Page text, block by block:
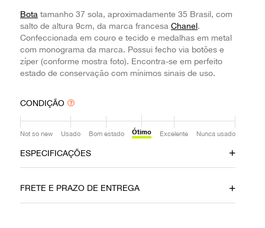
Bota tamanho 37 sola, aproximadamente 35 Brasil, com
salto de altura 9cm, da marca francesa Chanel.
Confeccionada em couro e tecido e medalhas em metal
com monograma da marca. Possui fecho via botões e
zíper (conforme mostra foto). Encontra-se em perfeito
estado de conservação com mínimos sinais de uso.
CONDIÇÃO
Not so new Usado Bom estado Ótimo Excelente Nunca usado
ESPECIFICAÇÕES
Couro Preto
FRETE E PRAZO DE ENTREGA